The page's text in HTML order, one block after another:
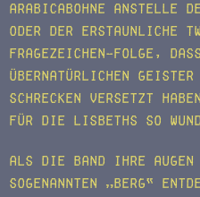
Arabicabohne anstelle
oder der erstaunliche
Fragezeichen-Folge,
übernatürlichen
Schrecken versetzt
für die Lisbeths so
Als die Band ihre
sogenannten „Berg“